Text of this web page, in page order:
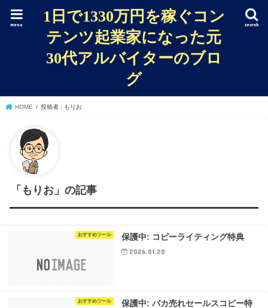
1日で1330万円を稼ぐコン
テンツ起業家になった元
30代アルバイターのブロ
グ
search
menu
HOME 投稿者 : もりお
「もりお」の記事
おすすめツール 保護中: コピーライティング特典
2026.01.20
おすすめツール
保護中: バカ売れセールスコピー特